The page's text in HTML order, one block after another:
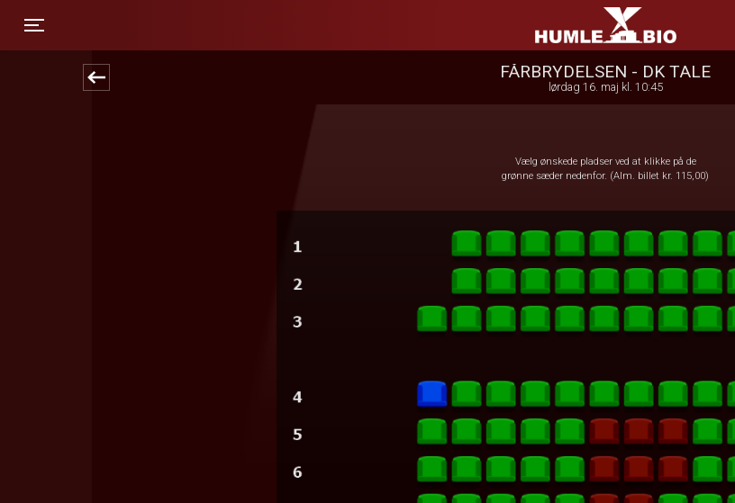
Humle Bio
FÅRBRYDELSEN - DK TALE
lørdag 16. maj kl. 10:45
Vælg ønskede pladser ved at klikke på de
grønne sæder nedenfor. (Alm. billet kr. 115,00)
front03-cc 082416